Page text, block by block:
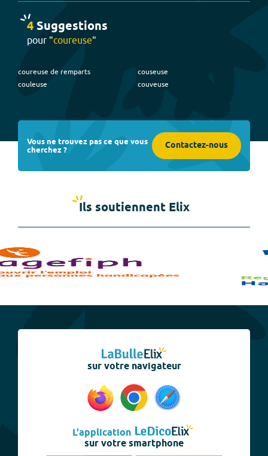
4Suggestions
pour "coureuse"
coureuse de remparts
couleuse
couseuse
couveuse
Vous ne trouvez pas ce que vous
cherchez ? Contactez-nous
Ils soutiennent Elix
sur votre navigateur
L'application
sur votre smartphone